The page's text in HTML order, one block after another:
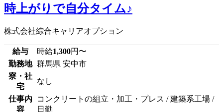
時上がりで自分タイム♪
株式会社綜合キャリアオプション
給与 時給1,300円〜
勤務地 群馬県 安中市
寮・社
宅
なし
仕事内
容
コンクリートの組立・加工・プレス / 建築系工場 /
日勤